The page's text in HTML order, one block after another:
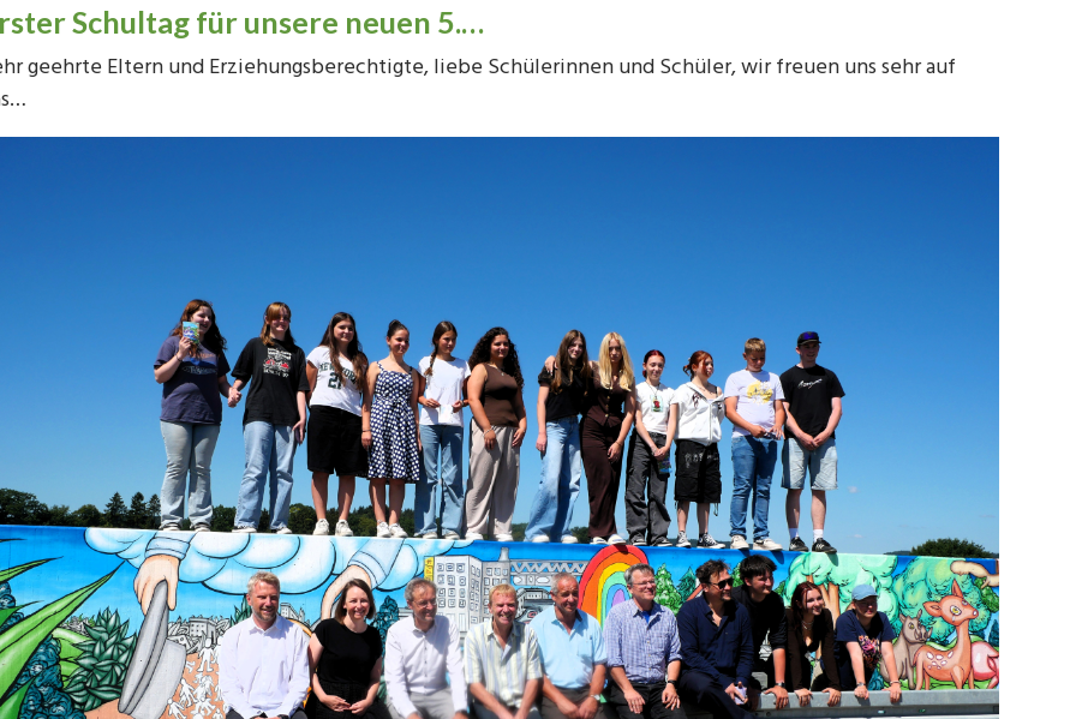
Schultag für unsere neuen 5.…
geehrte Eltern und Erziehungsberechtigte, liebe Schülerinnen und Schüler, wir freuen uns sehr auf